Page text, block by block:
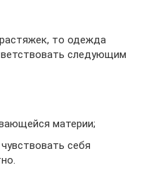
то одежда
следующим
материи;
себя